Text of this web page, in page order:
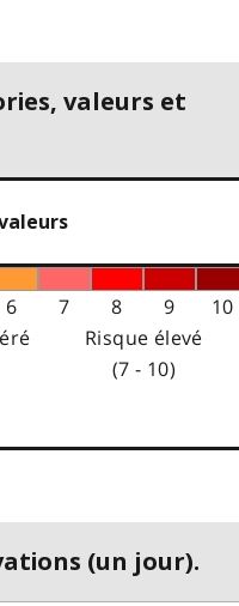
valeurs et
6 7 8 9
10
Risque élevé
(7 - 10)
(un jour).